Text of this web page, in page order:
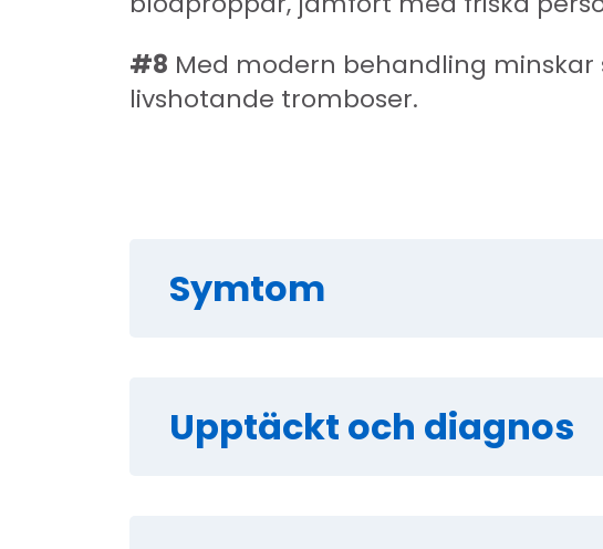
#8 Med modern behandling
livshotande tromboser.
Symtom
Upptäckt och diagnos